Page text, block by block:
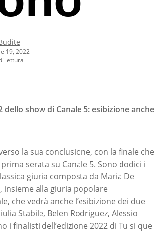
19, 2022
lettura
dello show di Canale 5: esibizione anche
la sua conclusione, con la finale che
serata su Canale 5. Sono dodici i
giuria composta da Maria De
insieme alla giuria popolare
che vedrà anche l’esibizione dei due
Stabile, Belen Rodriguez, Alessio
i finalisti dell’edizione 2022 di Tu si que